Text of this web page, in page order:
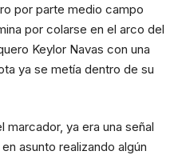
por parte medio campo
por colarse en el arco del
Keylor Navas con una
ya se metía dentro de su
marcador, ya era una señal
asunto realizando algún